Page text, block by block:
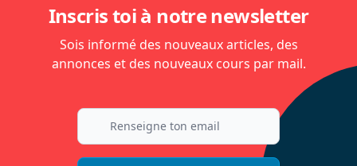
Inscris toi à notre newsletter
Sois informé des nouveaux articles, des
annonces et des nouveaux cours par mail.